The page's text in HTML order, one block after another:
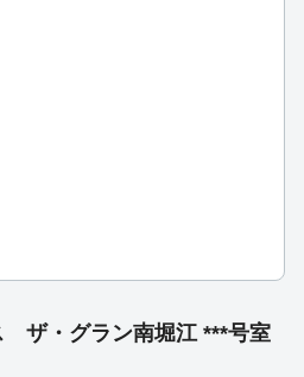
ザ・グラン南堀江 ***号室